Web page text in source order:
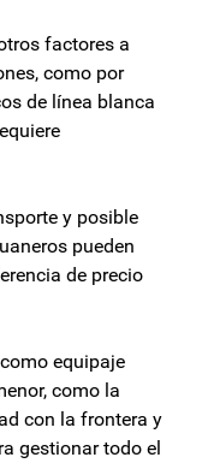
factores a
como por
de línea blanca
y posible
pueden
de precio
equipaje
como la
con la frontera y
gestionar todo el